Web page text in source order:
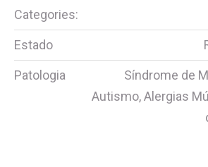
Categories:
Estado
Patologia
Síndrome de
Autismo, Alergias